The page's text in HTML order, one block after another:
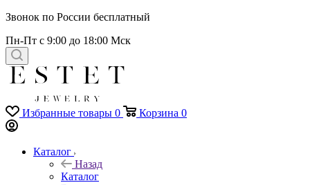
Звонок по России бесплатный
Пн-Пт с 9:00 до 18:00 Мск
Избранные товары 0 Корзина 0
Каталог
Назад
Каталог